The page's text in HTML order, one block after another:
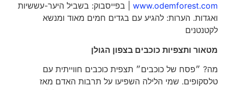
www.odemforest.com| בפייסבוק: בשביל היער-עששיות
ואגדות. הערות: להגיע עם בגדים חמים מאוד ומנשא
לקטנטנים
מטאור ותצפיות כוכבים בצפון הגולן
מה? ״פסח של כוכבים״ תצפית כוכבים חווייתית עם
טלסקופים. שמי הלילה השפיעו על תרבות האדם מאז